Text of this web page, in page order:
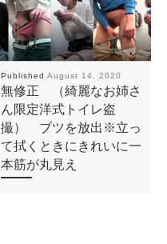
PublishedAugust 14, 2020
無修正 （綺麗なお姉さ
ん限定洋式トイレ盗
撮） ブツを放出※立っ
て拭くときにきれいに一
本筋が丸見え